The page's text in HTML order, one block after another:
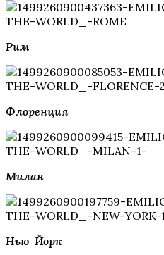
Рим
Флоренция
Милан
Нью-Йорк